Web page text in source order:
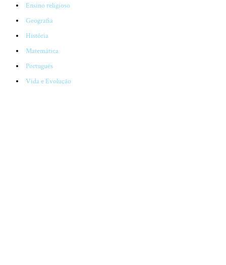
Ensino religioso
Geografia
História
Matemática
Português
Vida e Evolução